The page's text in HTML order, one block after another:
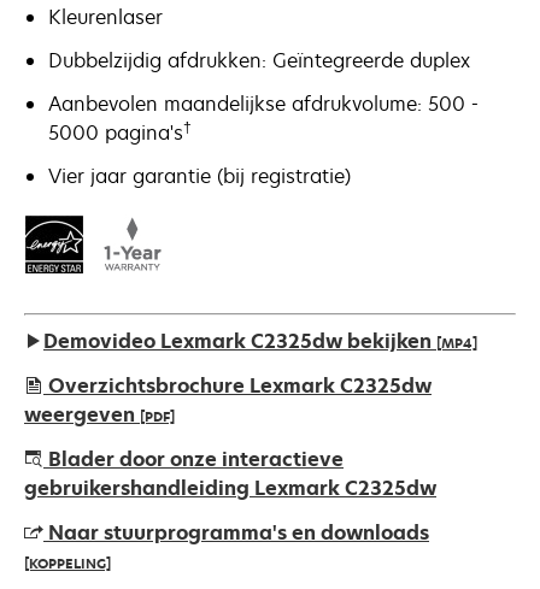
Kleurenlaser
Dubbelzijdig afdrukken: Geïntegreerde duplex
Aanbevolen maandelijkse afdrukvolume: 500 -
5000 pagina's†
Vier jaar garantie (bij registratie)
Demovideo Lexmark C2325dw bekijken [MP4]
Overzichtsbrochure Lexmark C2325dw
weergeven [PDF]
opens
in
new
tab
Blader door onze interactieve
gebruikershandleiding Lexmark C2325dw
Naar stuurprogramma's en downloads
[KOPPELING]